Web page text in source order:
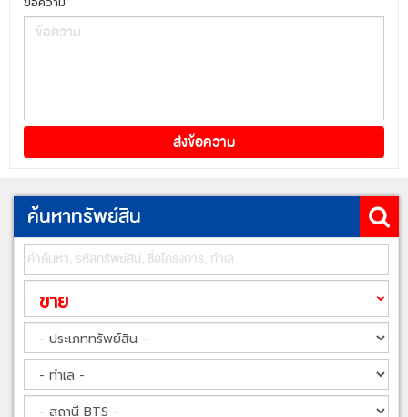
ค้นหาทรัพย์สิน